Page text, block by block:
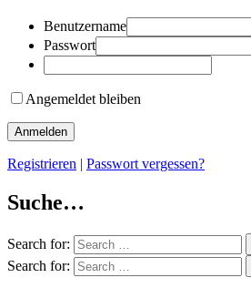
Benutzername
Passwort
Angemeldet bleiben
Registrieren | Passwort vergessen?
Suche…
Search for:
Search for: